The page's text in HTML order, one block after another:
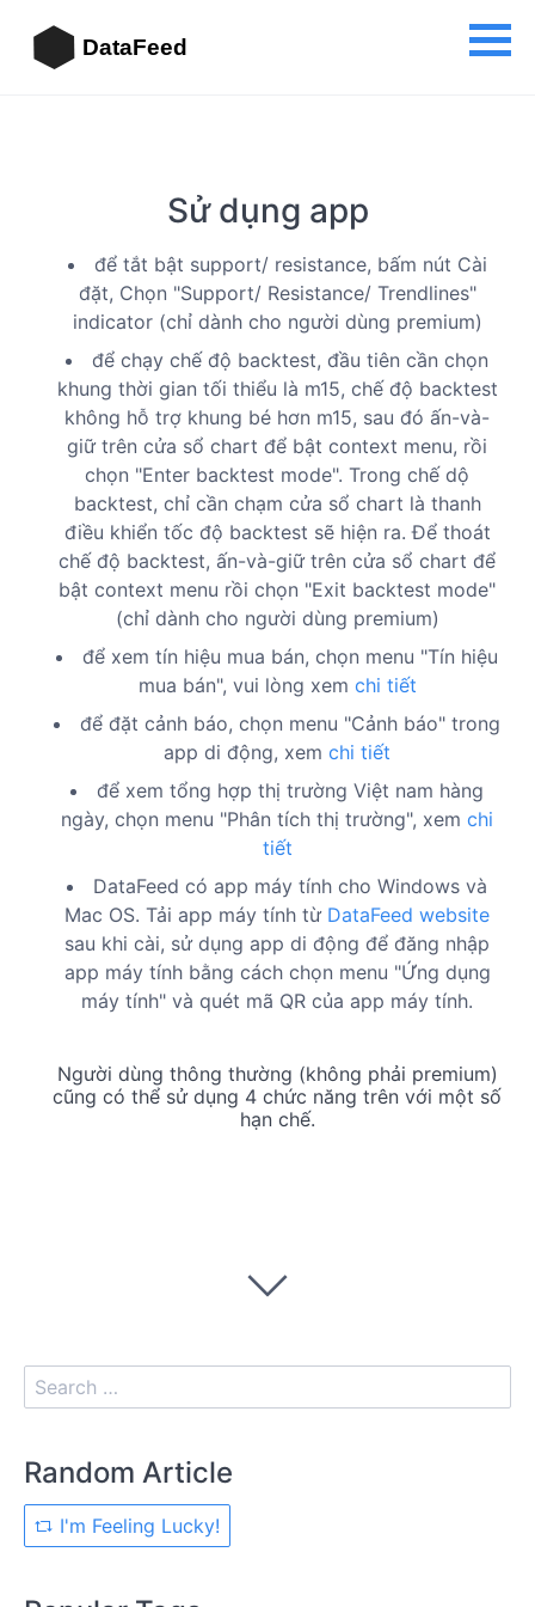
DataFeed
Sử dụng app
để tắt bật support/ resistance, bấm nút Cài
đặt, Chọn "Support/ Resistance/ Trendlines"
indicator (chỉ dành cho người dùng premium)
để chạy chế độ backtest, đầu tiên cần chọn
khung thời gian tối thiểu là m15, chế độ backtest
không hỗ trợ khung bé hơn m15, sau đó ấn-và-
giữ trên cửa sổ chart để bật context menu, rồi
chọn "Enter backtest mode". Trong chế dộ
backtest, chỉ cần chạm cửa sổ chart là thanh
điều khiển tốc độ backtest sẽ hiện ra. Để thoát
chế độ backtest, ấn-và-giữ trên cửa sổ chart để
bật context menu rồi chọn "Exit backtest mode"
(chỉ dành cho người dùng premium)
để xem tín hiệu mua bán, chọn menu "Tín hiệu
mua bán", vui lòng xem chi tiết
để đặt cảnh báo, chọn menu "Cảnh báo" trong
app di động, xem chi tiết
để xem tổng hợp thị trường Việt nam hàng
ngày, chọn menu "Phân tích thị trường", xem chi
tiết
DataFeed có app máy tính cho Windows và
Mac OS. Tải app máy tính từ DataFeed website
sau khi cài, sử dụng app di động để đăng nhập
app máy tính bằng cách chọn menu "Ứng dụng
máy tính" và quét mã QR của app máy tính.
Người dùng thông thường (không phải premium)
cũng có thể sử dụng 4 chức năng trên với một số
hạn chế.
Random Article
I'm Feeling Lucky!